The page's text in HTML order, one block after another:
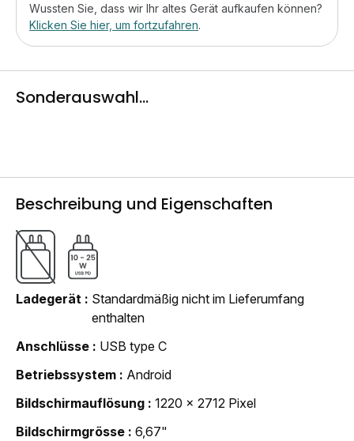
Wussten Sie, dass wir Ihr altes Gerät aufkaufen können?
Klicken Sie hier, um fortzufahren.
Sonderauswahl...
Beschreibung und Eigenschaften
Ladegerät
Standardmäßig nicht im Lieferumfang
enthalten
Anschlüsse
USB type C
Betriebssystem
Android
Bildschirmauflösung
1220 x 2712 Pixel
Bildschirmgrösse
6,67"